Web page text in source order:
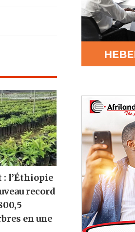
: l’Éthiopie
record
en une